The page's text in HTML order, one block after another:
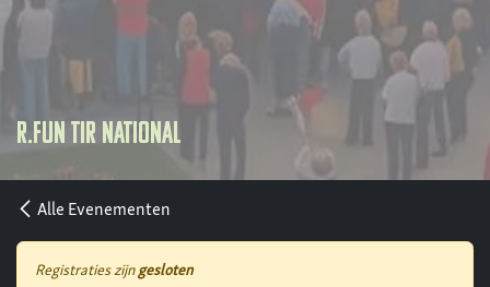
R.Fun Tir National
Alle Evenementen
Registraties zijngesloten